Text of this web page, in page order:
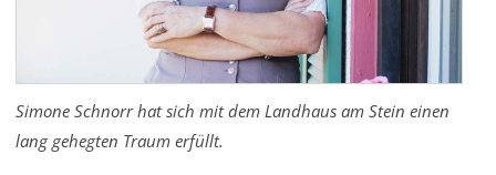
Simone Schnorr hat sich mit dem Landhaus am Stein einen
lang gehegten Traum erfüllt.